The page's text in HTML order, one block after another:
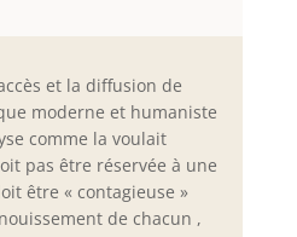
et la diffusion de
moderne et humaniste
comme la voulait
pas être réservée à une
être « contagieuse »
de chacun ,